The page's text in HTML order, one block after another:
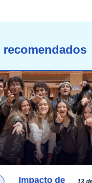
Impacto de 13